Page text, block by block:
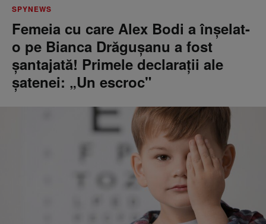
SPYNEWS
Femeia cu care Alex Bodi a înșelat-
o pe Bianca Drăgușanu a fost
șantajată! Primele declarații ale
șatenei: „Un escroc"